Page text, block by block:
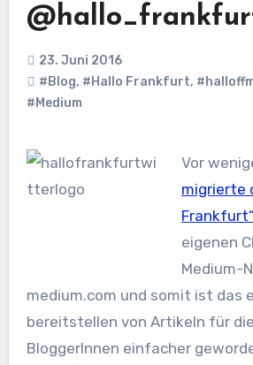
23. Juni 2016
#Blog, #Hallo Frankfurt,
#Medium
Vor
migrierte
Frankfurt“
eigenen
Medium-
medium.com und somit ist das
bereitstellen von Artikeln für
BloggerInnen einfacher